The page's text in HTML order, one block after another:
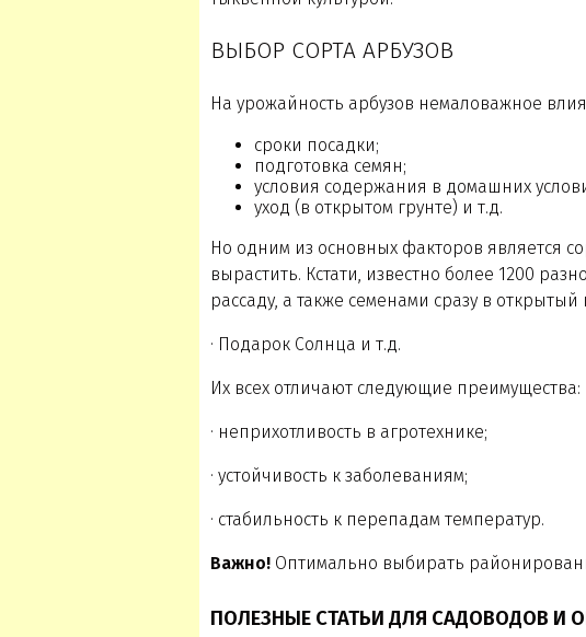
ВЫБОР СОРТА АРБУЗОВ
На урожайность арбузов немаловажное
сроки посадки;
подготовка семян;
условия содержания в домашних
уход (в открытом грунте) и т.д.
Но одним из основных факторов является
вырастить. Кстати, известно более 1200
рассаду, а также семенами сразу в
· Подарок Солнца и т.д.
Их всех отличают следующие преимущества:
· неприхотливость в агротехнике;
· устойчивость к заболеваниям;
· стабильность к перепадам температур.
Важно! Оптимально выбирать
ПОЛЕЗНЫЕ СТАТЬИ ДЛЯ САДОВОДОВ И